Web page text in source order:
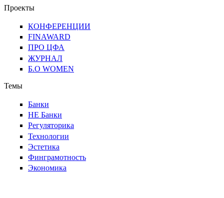
Проекты
КОНФЕРЕНЦИИ
FINAWARD
ПРО ЦФА
ЖУРНАЛ
Б.О WOMEN
Темы
Банки
НЕ Банки
Регуляторика
Технологии
Эстетика
Финграмотность
Экономика